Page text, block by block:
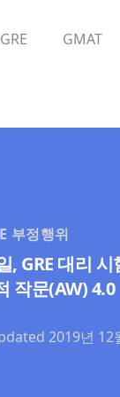
GRE GMAT
부정행위
, GRE 대리 시
작문(AW) 4.0
2019년 12